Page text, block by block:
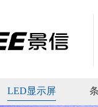
LED显示屏